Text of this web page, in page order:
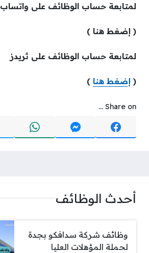
لمتابعة حساب الوظائف على واتساب
( إضغط هنا )
لمتابعة حساب الوظائف على ثريدز
( إضغط هنا )
Share on ...
أحدث الوظائف
وظائف شركة سدافكو بجدة
لحملة المؤهلات العليا